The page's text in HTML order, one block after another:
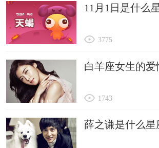
11月1日是什么
3775
白羊座女生的爱
1743
薛之谦是什么星